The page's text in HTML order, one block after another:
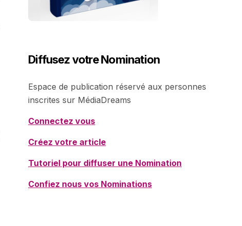
Diffusez votre Nomination
Espace de publication réservé aux personnes
inscrites sur MédiaDreams
Connectez vous
Créez votre article
Tutoriel pour diffuser une Nomination
Confiez nous vos Nominations